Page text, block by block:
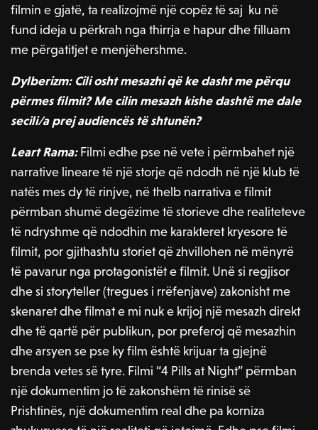
filmin e gjatë, ta realizojmë një copëz të saj ku në
fund ideja u përkrah nga thirrja e hapur dhe filluam
me përgatitjet e menjëhershme.
Dylberizm: Cili osht mesazhi që ke dasht me përqu
përmes filmit? Me cilin mesazh kishe dashtë me dale
secili/a prej audiencës të shtunën?
Leart Rama:Filmi edhe pse në vete i përmbahet një
narrative lineare të një storje që ndodh në një klub të
natës mes dy të rinjve, në thelb narrativa e filmit
përmban shumë degëzime të storieve dhe realiteteve
të ndryshme që ndodhin me karakteret kryesore të
filmit, por gjithashtu storiet që zhvillohen në mënyrë
të pavarur nga protagonistët e filmit. Unë si regjisor
dhe si storyteller (tregues i rrëfenjave) zakonisht me
skenaret dhe filmat e mi nuk e krijoj një mesazh direkt
dhe të qartë për publikun, por preferoj që mesazhin
dhe arsyen se pse ky film është krijuar ta gjejnë
brenda vetes së tyre. Filmi “4 Pills at Night” përmban
një dokumentim jo të zakonshëm të rinisë së
Prishtinës, një dokumentim real dhe pa korniza